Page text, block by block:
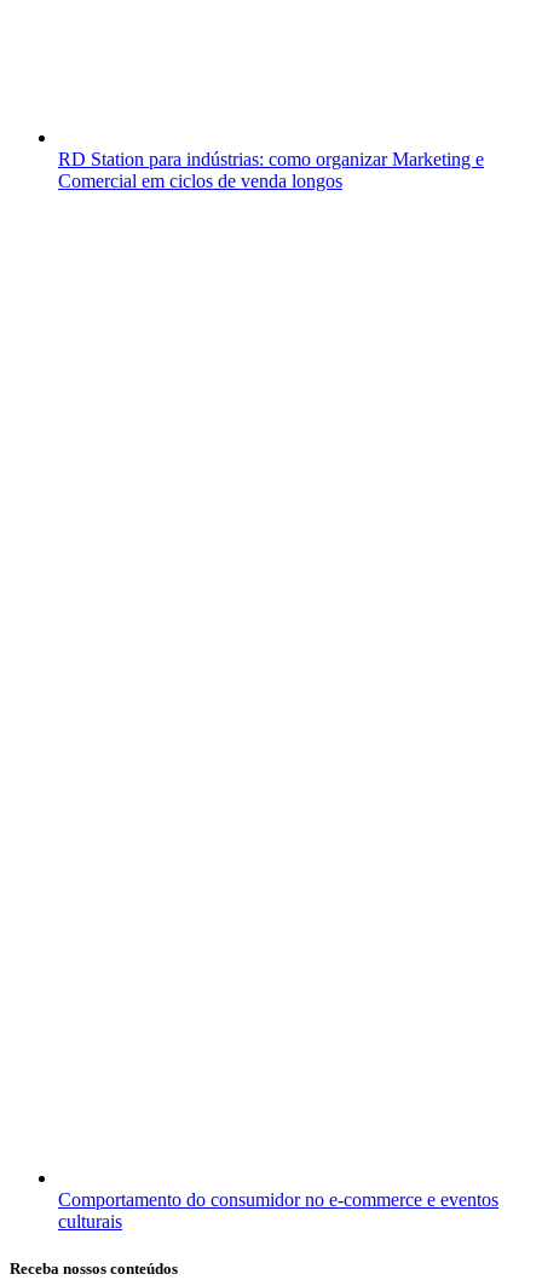
RD Station para indústrias: como organizar Marketing e
Comercial em ciclos de venda longos
Comportamento do consumidor no e-commerce e eventos
culturais
Receba nossos conteúdos